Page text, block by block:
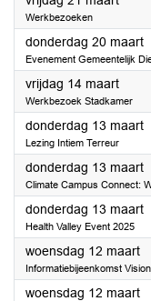
Werkbezoeken
donderdag 20 maart
Evenement Gemeentelijk
vrijdag 14 maart2025
Werkbezoek Stadkamer
donderdag 13 maart
Lezing Intiem Terreur
donderdag 13 maart
Climate Campus Connect:
donderdag 13 maart
Health Valley Event 2025
woensdag 12 maart
Informatiebijeenkomst
woensdag 12 maart